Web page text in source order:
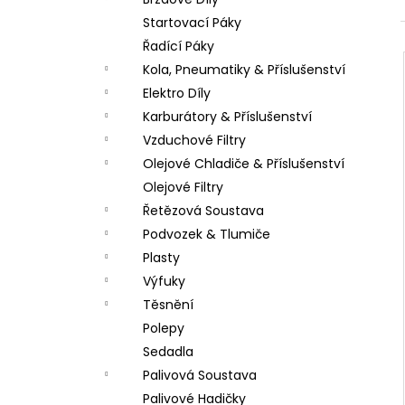
Startovací Páky
Řadící Páky
Kola, Pneumatiky & Příslušenství
Elektro Díly
Karburátory & Příslušenství
Vzduchové Filtry
Olejové Chladiče & Příslušenství
Olejové Filtry
Řetězová Soustava
Podvozek & Tlumiče
Plasty
Výfuky
Těsnění
Polepy
Sedadla
Palivová Soustava
Palivové Hadičky
LOŽISKO KOLA 6202 2RS STOMP,
DEMONX ,WPB